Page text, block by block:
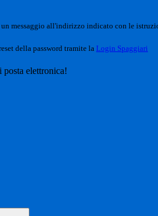
messaggio all'indirizzo indicato con le
della password tramite la Login Spaggiari
elettronica!